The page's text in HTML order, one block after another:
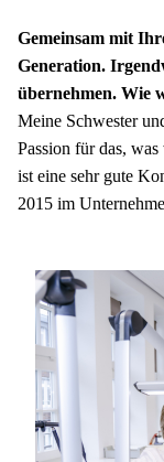
Gemeinsam mit
Generation.
übernehmen. Wie
Meine Schwester
Passion für das,
ist eine sehr gute
2015 im